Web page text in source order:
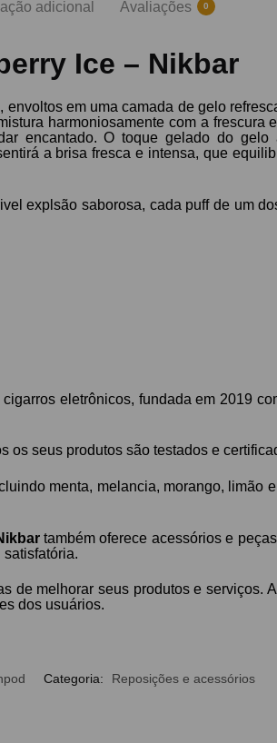
adicional Avaliações 0
Ice – Nikbar
em uma camada de gelo
harmoniosamente com a frescura
encantado. O toque gelado do gelo
a brisa fresca e intensa, que
explsão saborosa, cada puff de um
eletrônicos, fundada em 2019
seus produtos são testados e
menta, melancia, morango, limão
também oferece acessórios e
melhorar seus produtos e serviços.
dos usuários.
Categoria: Reposições e acessórios